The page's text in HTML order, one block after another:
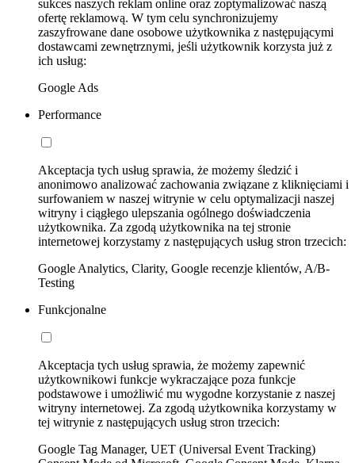
sukces naszych reklam online oraz zoptymalizować naszą
ofertę reklamową. W tym celu synchronizujemy
zaszyfrowane dane osobowe użytkownika z następującymi
dostawcami zewnętrznymi, jeśli użytkownik korzysta już z
ich usług:
Google Ads
Performance
Akceptacja tych usług sprawia, że możemy śledzić i
anonimowo analizować zachowania związane z kliknięciami i
surfowaniem w naszej witrynie w celu optymalizacji naszej
witryny i ciągłego ulepszania ogólnego doświadczenia
użytkownika. Za zgodą użytkownika na tej stronie
internetowej korzystamy z następujących usług stron trzecich:
Google Analytics, Clarity, Google recenzje klientów, A/B-
Testing
Funkcjonalne
Akceptacja tych usług sprawia, że możemy zapewnić
użytkownikowi funkcje wykraczające poza funkcje
podstawowe i umożliwić mu wygodne korzystanie z naszej
witryny internetowej. Za zgodą użytkownika korzystamy w
tej witrynie z następujących usług stron trzecich:
Google Tag Manager, UET (Universal Event Tracking)